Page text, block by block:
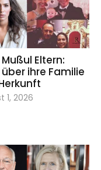
Eltern:
ihre Familie
1, 2026